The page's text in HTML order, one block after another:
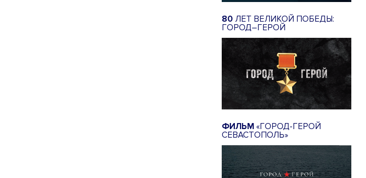
80 ЛЕТ ВЕЛИКОЙ ПОБЕДЫ:
ГОРОД–ГЕРОЙ
ФИЛЬМ«ГОРОД-ГЕРОЙ
СЕВАСТОПОЛЬ»